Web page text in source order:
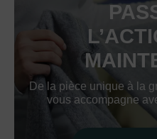
De la pièce unique à la
vous accompagne